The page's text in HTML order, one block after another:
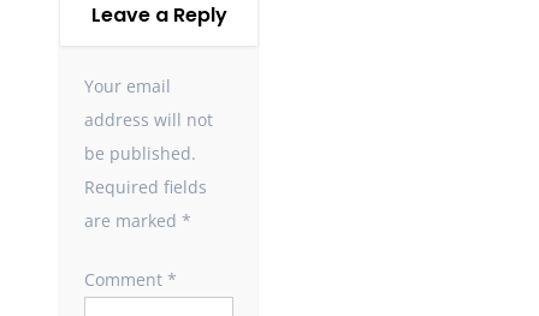
Leave a Reply
Your email
address will not
be published.
Required fields
are marked *
Comment *